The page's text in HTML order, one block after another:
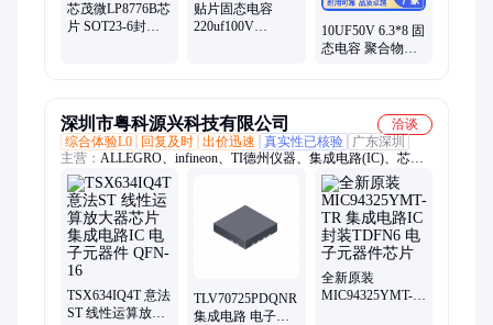
芯茂微LP8776B芯
片 SOT23-6封装
贴片固态电容
220uf100V
10UF50V 6.3*8 固
态电容 聚合物材
深圳市粤科源兴科技有限公司
洽谈
综合体验L0
回复及时 出价迅速 真实性已核验
广东深圳
主营： ALLEGRO、infineon、TI德州仪器、集成电路(IC)、芯
片、Honeywell、Melexis、各大芯片品牌代理、ST意法半导体、
Akm旭化成、Diodes美台、MegnTek麦歌恩
TSX634IQ4T 意法
ST 线性运算放大
TLV70725PDQNR
集成电路 电子元
全新原装
MIC94325YMT-